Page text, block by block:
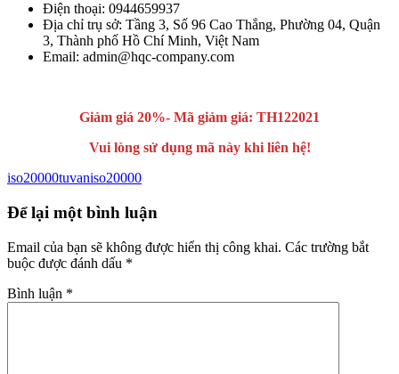
Điện thoại: 0944659937
Địa chỉ trụ sở: Tầng 3, Số 96 Cao Thắng, Phường 04, Quận
3, Thành phố Hồ Chí Minh, Việt Nam
Email: admin@hqc-company.com
Giảm giá 20%- Mã giảm giá: TH122021
Vui lòng sử dụng mã này khi liên hệ!
iso20000tuvaniso20000
Để lại một bình luận
Email của bạn sẽ không được hiển thị công khai. Các trường bắt
buộc được đánh dấu *
Bình luận *